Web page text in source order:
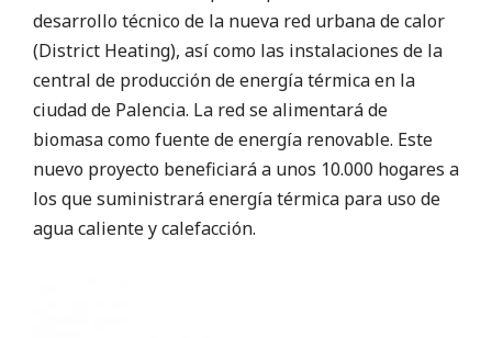
desarrollo técnico de la nueva red urbana de calor
(District Heating), así como las instalaciones de la
central de producción de energía térmica en la
ciudad de Palencia. La red se alimentará de
biomasa como fuente deenergía renovable. Este
nuevo proyecto beneficiará a unos 10.000 hogares a
los que suministrará energía térmica para uso de
agua caliente y calefacción.